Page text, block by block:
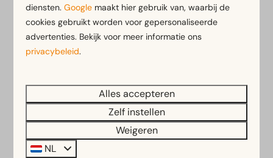
EuroParcs Zilverstrand
🧸Maandag | Een warm winterwelkom
de decembervakantie extra relaxed dankzij de
welkomstkaartje en een leuke Yuki-attentie te
wachten voor de kleintjes. Daarna gaan we
samen op pad over het park voor een gezellige
en interactieve knuffelspeurtocht!
diensten.Google maakt hier gebruik van, waarbij de
cookies gebruikt worden voor gepersonaliseerde
advertenties. Bekijk voor meer informatie ons
privacybeleid.
Alles accepteren
Zelf instellen
Weigeren
NL